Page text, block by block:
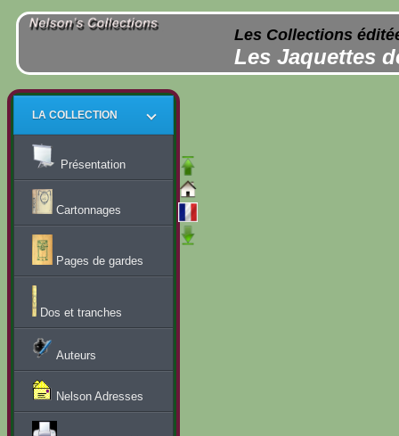
Les Collections
Les Jaquettes
LA COLLECTION
Présentation
Cartonnages
Pages de gardes
Dos et tranches
Auteurs
Nelson Adresses